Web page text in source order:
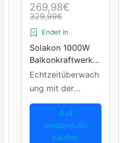
269,98€
329,99€
Endet in
Solakon 1000W
Balkonkraftwerk
Komplettset
Echtzeitüberwach
ung mit der
Solakon-App
Auf
amazon.de
kaufen